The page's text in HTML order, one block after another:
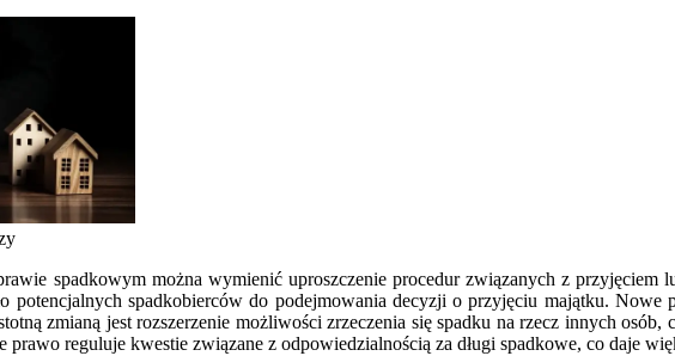
spadkowym można wymienić uproszczenie procedur związanych z przyjęciem
potencjalnych spadkobierców do podejmowania decyzji o przyjęciu majątku.
zmianą jest rozszerzenie możliwości zrzeczenia się spadku na rzecz innych
reguluje kwestie związane z odpowiedzialnością za długi spadkowe, co daje